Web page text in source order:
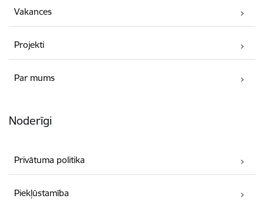
Vakances
Projekti
Par mums
Noderīgi
Privātuma politika
Piekļūstamība